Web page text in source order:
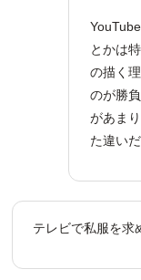
とかは
の描く
のが勝
があま
た違い
テレビで私服を求